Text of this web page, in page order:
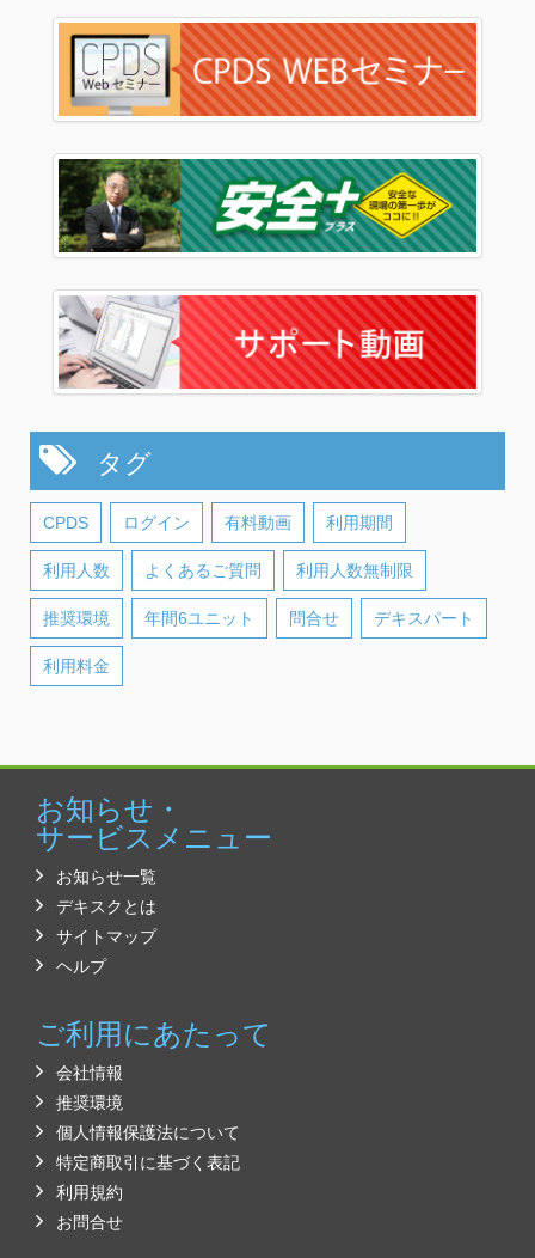
タグ
CPDS ログイン 有料動画 利用期間
利用人数 よくあるご質問 利用人数無制限
推奨環境 年間6ユニット 問合せ デキスパート
利用料金
お知らせ・
サービスメニュー
お知らせ一覧
デキスクとは
サイトマップ
ヘルプ
ご利用にあたって
会社情報
推奨環境
個人情報保護法について
特定商取引に基づく表記
利用規約
お問合せ